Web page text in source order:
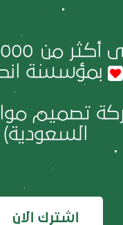
أكثر من
بمؤسسة
تصميم
السعودية)
اشترك الان